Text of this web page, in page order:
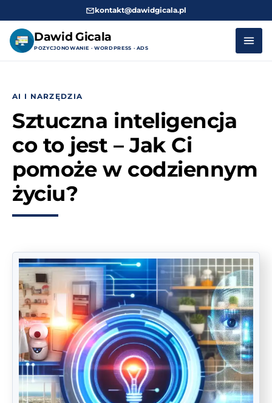
kontakt@dawidgicala.pl
Dawid Gicala
POZYCJONOWANIE · WORDPRESS · ADS
treściAI I NARZĘDZIA
Sztuczna inteligencja
co to jest – Jak Ci
pomoże w codziennym
życiu?